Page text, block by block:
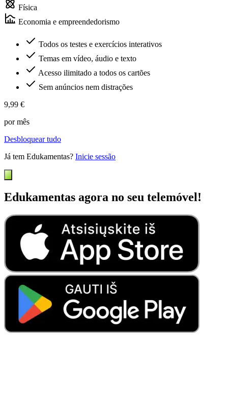
Física
Economia e empreendedorismo
Todos os testes e exercícios interativos
Temas em vídeo, áudio e texto
Acesso ilimitado a todos os cartões
Sem anúncios nem distrações
9,99 €
por mês
Desbloquear tudo
Já tem Edukamentas? Inicie sessão
Edukamentas agora no seu telemóvel!